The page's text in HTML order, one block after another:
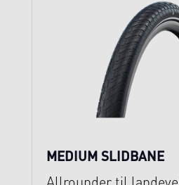
MEDIUM SLIDBANE